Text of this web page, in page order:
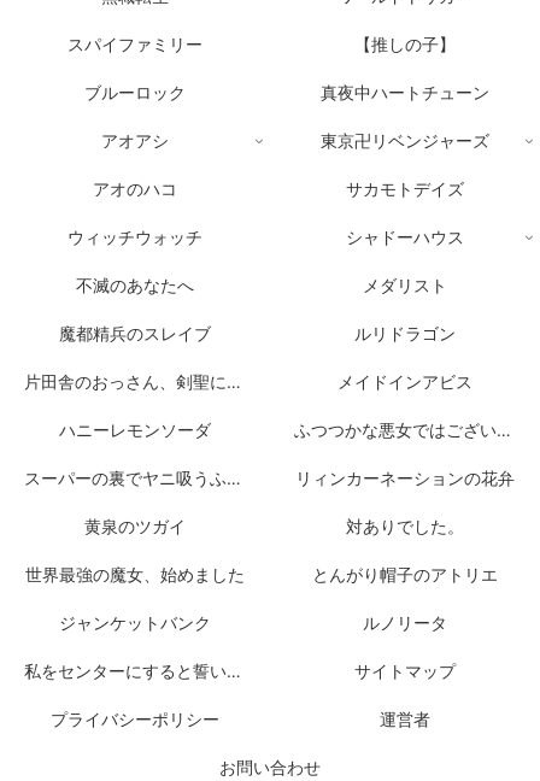
スパイファミリー 【推しの子】
ブルーロック 真夜中ハートチューン
アオアシ 東京卍リベンジャーズ
アオのハコ サカモトデイズ
ウィッチウォッチ シャドーハウス
不滅のあなたへ メダリスト
魔都精兵のスレイブ ルリドラゴン
片田舎のおっさん、剣聖になる メイドインアビス
ハニーレモンソーダ ふつつかな悪女ではございますが
スーパーの裏でヤニ吸うふたり リィンカーネーションの花弁
黄泉のツガイ 対ありでした。
世界最強の魔女、始めました とんがり帽子のアトリエ
ジャンケットバンク ルノリータ
私をセンターにすると誓いますか？ サイトマップ
プライバシーポリシー 運営者
お問い合わせ